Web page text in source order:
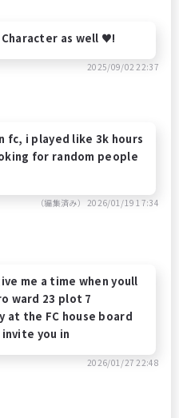
as well ♥!
2025/09/02 22:37
fc, i played like 3k hours
for random people
（編集済み）2026/01/19 17:34
me a time when youll
ward 23 plot 7
at the FC house board
you in
2026/01/27 22:48